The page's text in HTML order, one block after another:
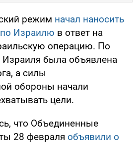
режим начал наносить
Израилю в ответ на
операцию. По
Израиля была объявлена
а силы
обороны начали
цели.
что Объединенные
28 февраля объявили о